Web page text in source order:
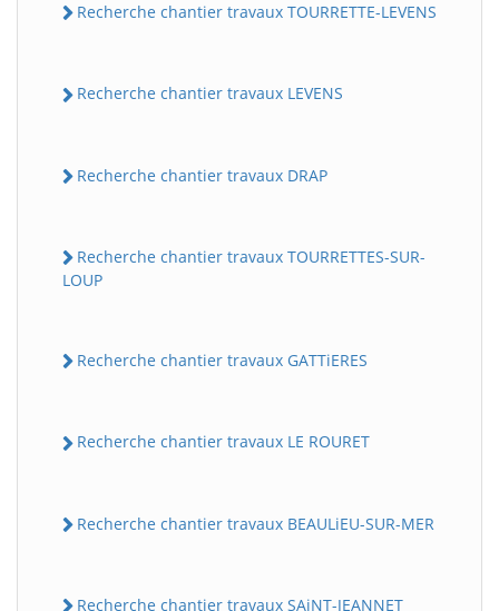
Recherche chantier travaux TOURRETTE-LEVENS
Recherche chantier travaux LEVENS
Recherche chantier travaux DRAP
Recherche chantier travaux TOURRETTES-SUR-
LOUP
Recherche chantier travaux GATTiERES
Recherche chantier travaux LE ROURET
Recherche chantier travaux BEAULiEU-SUR-MER
Recherche chantier travaux SAiNT-JEANNET